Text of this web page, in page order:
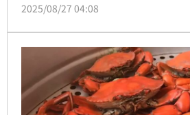
杰楷的粉絲，特別留了珍貴的魚部
趙浩雲
2025/08/27 04:08